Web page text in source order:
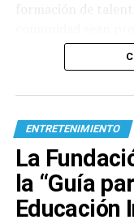
ENTRETENIMIENTO
La
la “Guía
Educación